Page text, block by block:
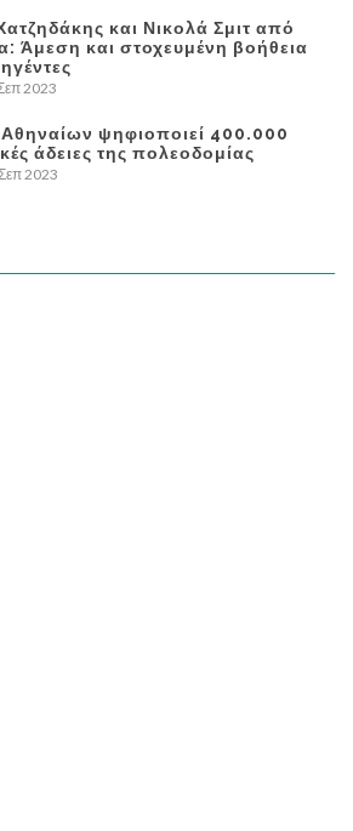
και Νικολά Σμιτ από
Άμεση και στοχευμένη βοήθεια
2023
ψηφιοποιεί 400.000
άδειες της πολεοδομίας
2023